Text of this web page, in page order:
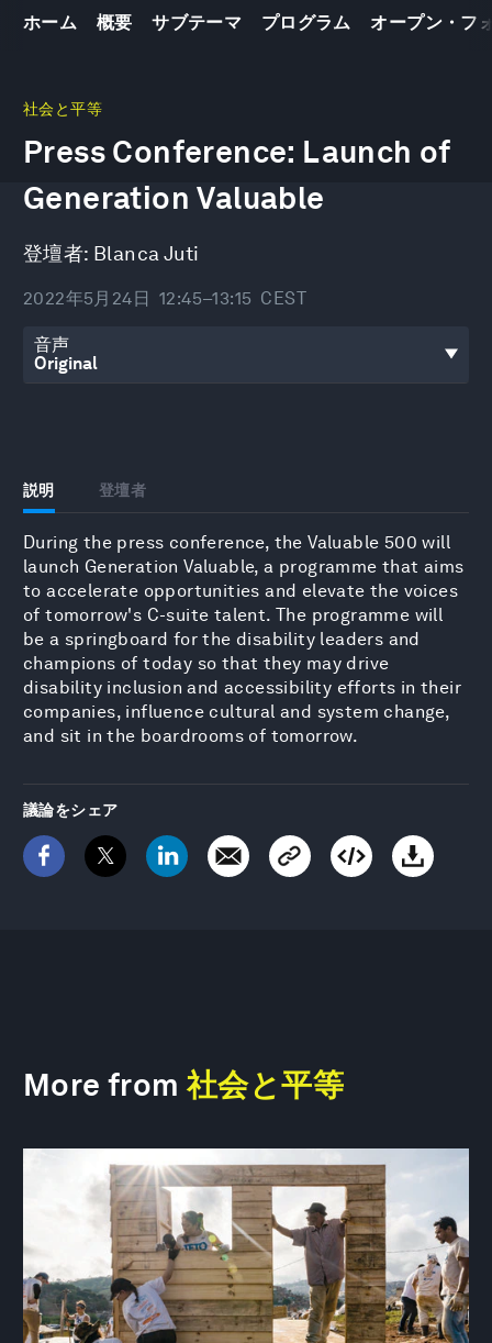
ホーム 概要 サブテーマ プログラム オープン・フ
社会と平等
Press Conference: Launch of
Generation Valuable
登壇者: Blanca Juti
2022年5月24日 12:45–13:15 CEST
音声
説明 登壇者
During the press conference, the Valuable 500 will
launch Generation Valuable, a programme that aims
to accelerate opportunities and elevate the voices
of tomorrow's C-suite talent. The programme will
be a springboard for the disability leaders and
champions of today so that they may drive
disability inclusion and accessibility efforts in their
companies, influence cultural and system change,
and sit in the boardrooms of tomorrow.
議論をシェア
More from 社会と平等
seconds
31
minutes,
seconds